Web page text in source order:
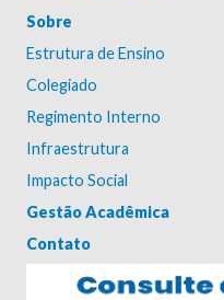
Sobre
Estrutura de Ensino
Colegiado
Regimento Interno
Infraestrutura
Impacto Social
Gestão Acadêmica
Contato